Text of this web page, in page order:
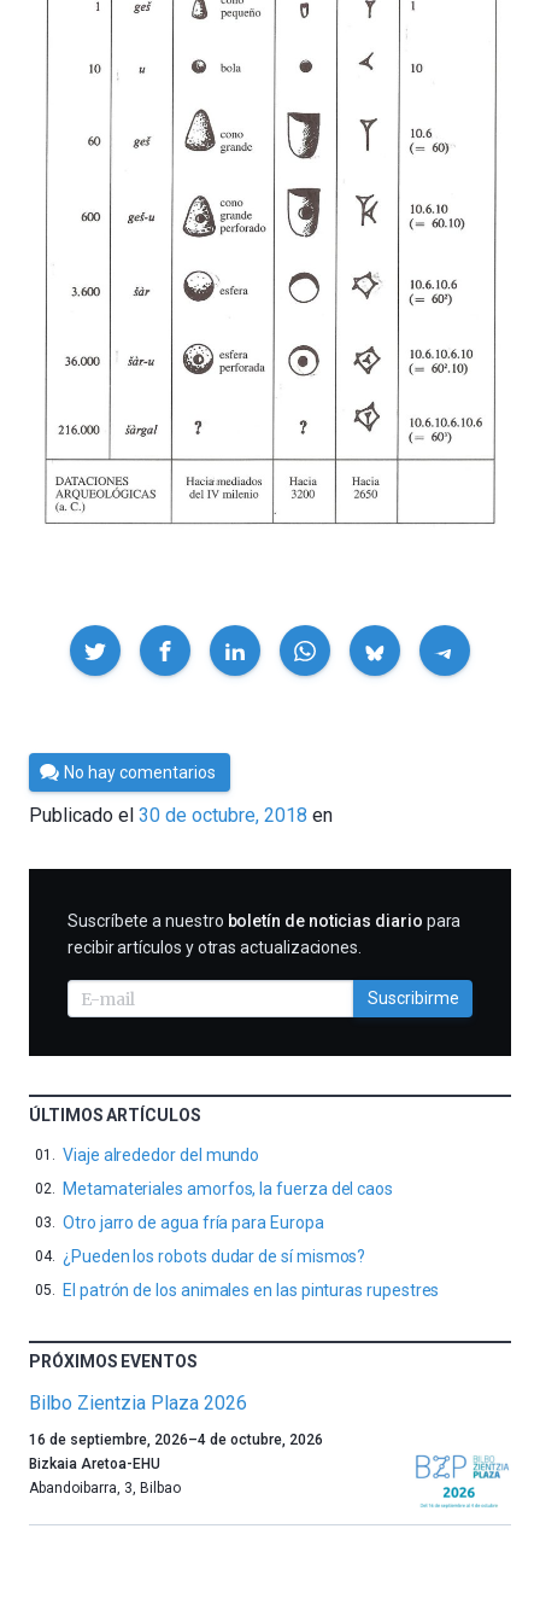
Compartir
Por
César
Tomé
No hay comentarios
Publicado el 30 de octubre, 2018 en
SUSCRIBIRME
Suscríbete a nuestro boletín de noticias diario para
recibir artículos y otras actualizaciones.
Suscribirme
ÚLTIMOS ARTÍCULOS
Viaje alrededor del mundo
Metamateriales amorfos, la fuerza del caos
Otro jarro de agua fría para Europa
¿Pueden los robots dudar de sí mismos?
El patrón de los animales en las pinturas rupestres
PRÓXIMOS EVENTOS
Bilbo Zientzia Plaza 2026
Un
año
más,
16 de septiembre, 2026–4 de octubre, 2026
Bizkaia Aretoa-EHU
Abandoibarra, 3, Bilbao